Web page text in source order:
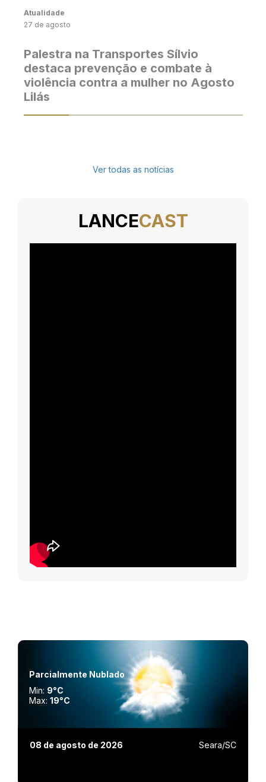
Atualidade
27 de agosto
Palestra na Transportes Sílvio
destaca prevenção e combate à
violência contra a mulher no Agosto
Lilás
Ver todas as notícias
LANCECAST
Parcialmente Nublado
Min: 9°C
Max:19°C
08 de agosto de 2026 Seara/SC